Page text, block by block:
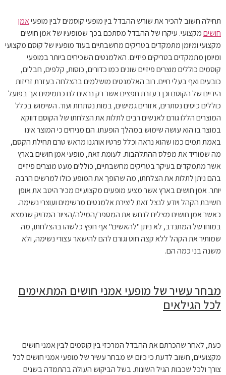
תחילה חשוב להכיר את שורש ההבדל בין מופעי קוסמים לבין מופעיאמן
חושיםמקצועי. עיקרו של ההבדל מסתכם בכך שמופעיו של אמן חושים
מקצועי ומיומן מתמקדים בטריקים מחשבתיים בעוד מופעיו של קוסם מקצועי
ומיומן מתמקדים בטריקים פיזיים. האלמנטים השכיחים ביותר במופעי
קוסמים כוללים מוצרים פיזיים שונים כמו כדורים, כוסות, קלפים, חבלים,
כובעים ואף בעלי חיים. רוב האלמנטים מושלמים בהצלחה בעזרת זריזות
הידיים של הקוסם וכן בעזרת חפצים אשר רק נראים לנו כתמימים אך בפועל
כוללים כיסים נסתרים, אזורים גמישים, במות נסתרות ועוד. השימוש בכלל
המוצרים הללו גורם לאנשים רבים לתלות את הצלחתו של הקוסם דווקא
במוצר בו הוא עושה שימוש במהלך הופעתו. הם מניחים כי המוצר אינו
באמת תמים כמו שהוא נראה וכלל פרטיו אורגנו מראש טרם תחילת הקסם,
מה שמוריד את מפלס ההתלהבות. לעומת זאת, מופעי אמן חושים בארץ
אשר מתמקדים בעיקר בטריקים מחשבתיים, כוללים מעט מוצרים פיזיים
בהם ניתן לתלות את הצלחתו, מה שהופך את המופע כולו למרשים הרבה
יותר. אמן חושים בארץ אשר מציע מופעים מקצועיים מכיר היטב את אופן
חשיבת הקהל ויודע לנצל זאת ליצירת אלמנטים מרשימים ועוצרי נשימה.
כאשר אמן חושים מצליח לנחש את המספר/המילה/הציור המדויק שנמצא
במוחו של המתנדב, לא ניתן "להאשים" אף חפץ כלשהו בהצלחתו, מה
שמותיר את הקהל ללא קצה חוט וגורם להם להישאר עצורי נשימה, ולא
משנה בני כמה הם.
מבחר עשיר של מופעי אמני חושים המתאימים
לכל הגילאים
כעת, לאחר שהכרתם את ההבדל המרכזי בין קוסמים לבין אמני חושים
מקצועיים, חשוב לדעת כי כיום יש מבחר עשיר של מופעי אמני חושים לכל
צורך ולכל שכבות הגיל השונות. בשל הביקוש העולה בהתמדה בשנים